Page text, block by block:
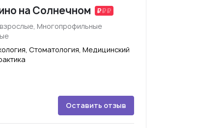
на Солнечном
Многопрофильные
Стоматология, Медицинский
Оставить отзыв